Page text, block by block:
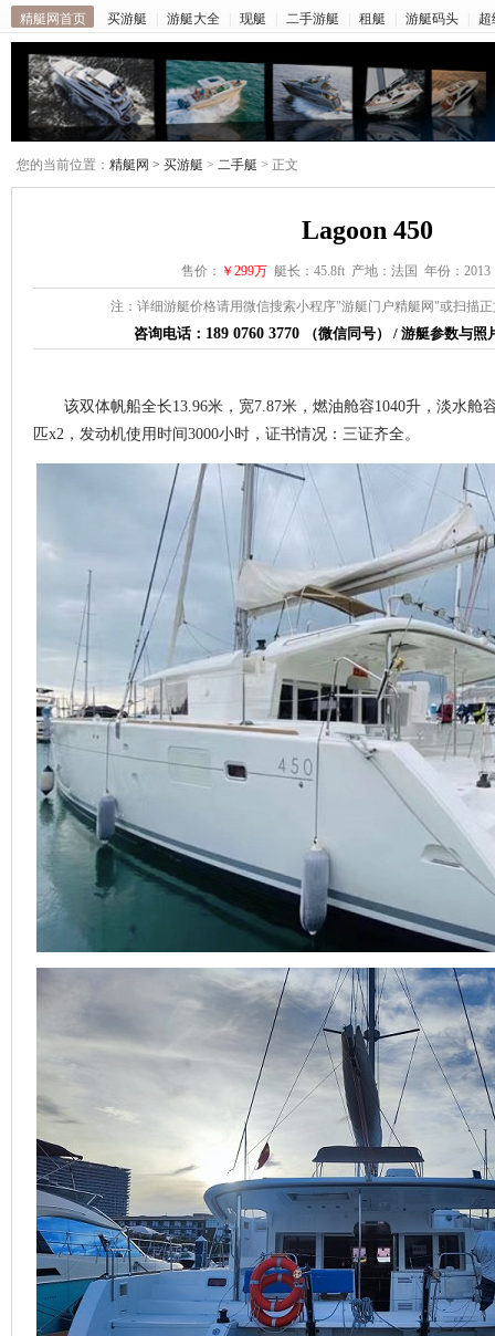
精艇网首页 买游艇 游艇大全 现艇 二手游艇 租艇 游艇码头 超
您的当前位置： 精艇网 > 买游艇 > 二手艇 > 正文
Lagoon 450
售价： ￥299万艇长：45.8ft 产地：法国 年份：2013
注：详细游艇价格请用微信搜索小程序"游艇门户精艇网"或扫描
咨询电话： 189 0760 3770 （微信同号） / 游艇参数与
该双体帆船全长13.96米，宽7.87米，燃油舱容1040升，淡水舱
匹x2，发动机使用时间3000小时，证书情况：三证齐全。